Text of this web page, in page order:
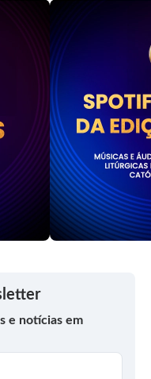
e notícias em